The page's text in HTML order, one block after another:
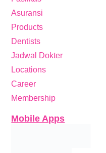
Asuransi
Products
Dentists
Jadwal Dokter
Locations
Career
Membership
Mobile Apps